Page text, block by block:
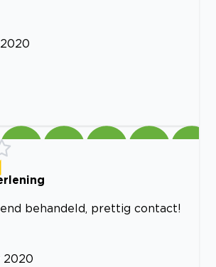
behandeld, prettig contact!
2020